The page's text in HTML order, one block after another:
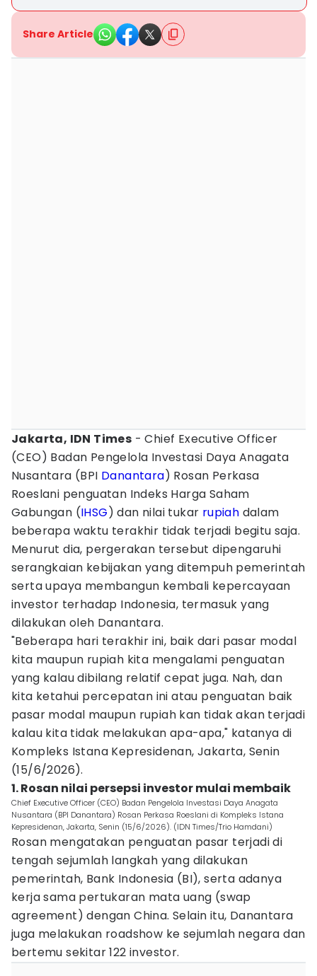
Share Article
Jakarta, IDN Times - Chief Executive Officer
(CEO) Badan Pengelola Investasi Daya Anagata
Nusantara (BPI Danantara) Rosan Perkasa
Roeslani penguatan Indeks Harga Saham
Gabungan (IHSG) dan nilai tukar rupiah dalam
beberapa waktu terakhir tidak terjadi begitu saja.
Menurut dia, pergerakan tersebut dipengaruhi
serangkaian kebijakan yang ditempuh pemerintah
serta upaya membangun kembali kepercayaan
investor terhadap Indonesia, termasuk yang
dilakukan oleh Danantara.
"Beberapa hari terakhir ini, baik dari pasar modal
kita maupun rupiah kita mengalami penguatan
yang kalau dibilang relatif cepat juga. Nah, dan
kita ketahui percepatan ini atau penguatan baik
pasar modal maupun rupiah kan tidak akan terjadi
kalau kita tidak melakukan apa-apa," katanya di
Kompleks Istana Kepresidenan, Jakarta, Senin
(15/6/2026).
1. Rosan nilai persepsi investor mulai membaik
Chief Executive Officer (CEO) Badan Pengelola Investasi Daya Anagata
Nusantara (BPI Danantara) Rosan Perkasa Roeslani di Kompleks Istana
Kepresidenan, Jakarta, Senin (15/6/2026). (IDN Times/Trio Hamdani)
Rosan mengatakan penguatan pasar terjadi di
tengah sejumlah langkah yang dilakukan
pemerintah, Bank Indonesia (BI), serta adanya
kerja sama pertukaran mata uang (swap
agreement) dengan China. Selain itu, Danantara
juga melakukan roadshow ke sejumlah negara dan
bertemu sekitar 122 investor.